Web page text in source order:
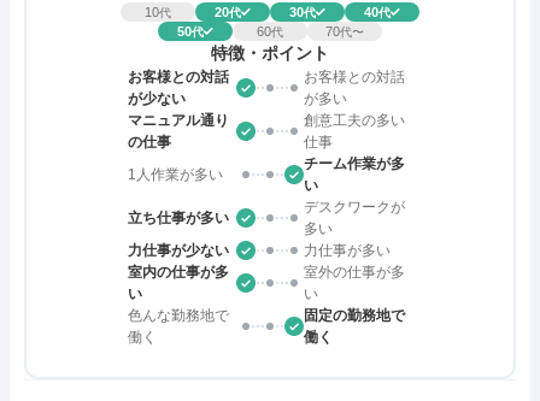
10代 20代 30代 40代
50代 60代 70代〜
特徴・ポイント
お客様との対話
が少ない
お客様との対話
が多い
マニュアル通り
の仕事
創意工夫の多い
仕事
1人作業が多い
チーム作業が多
い
立ち仕事が多い
デスクワークが
多い
力仕事が少ない
力仕事が多い
室内の仕事が多
い
室外の仕事が多
い
色んな勤務地で
働く
固定の勤務地で
働く